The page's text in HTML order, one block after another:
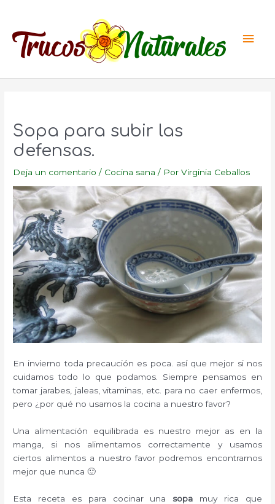
contenido
Sopa para subir las
defensas.
Deja un comentario / Cocina sana / PorVirginia Ceballos
En invierno toda precaución es poca. así que mejor si nos
cuidamos todo lo que podamos. Siempre pensamos en
tomar jarabes, jaleas, vitaminas, etc. para no caer enfermos,
pero ¿por qué no usamos la cocina a nuestro favor?
Una alimentación equilibrada es nuestro mejor as en la
manga, si nos alimentamos correctamente y usamos
ciertos alimentos a nuestro favor podremos encontrarnos
mejor que nunca 🙂
Esta receta es para cocinar una sopa muy rica que